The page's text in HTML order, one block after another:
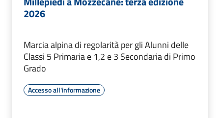
2026
Marcia alpina di regolarità per gli Alunni delle
Classi 5 Primaria e 1,2 e 3 Secondaria di Primo
Grado
Accesso all'informazione